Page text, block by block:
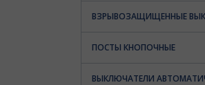
ВЗРЫВОЗАЩИЩЕННЫЕ
ПОСТЫ КНОПОЧНЫЕ
ВЫКЛЮЧАТЕЛИ